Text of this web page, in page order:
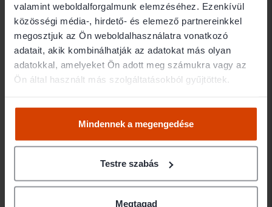
valamint weboldalforgalmunk elemzéséhez. Ezenkívül
közösségi média-, hirdető- és elemező partnereinkkel
megosztjuk az Ön weboldalhasználatra vonatkozó
adatait, akik kombinálhatják az adatokat más olyan
adatokkal, amelyeket Ön adott meg számukra vagy az
Ön által használt más szolgáltatásokból gyűjtöttek.
Mindennek a megengedése
Testre szabás
Megtagad
1147 Budapest Telepes utca 75.
Ügyfélfogadás
Megbeszélés szerint